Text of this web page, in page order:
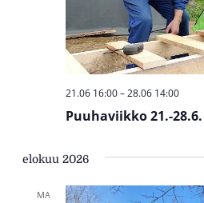
Puuhaviikko 21.-28.6.
21.06 16:00–28.06 14:00
elokuu 2026
MA